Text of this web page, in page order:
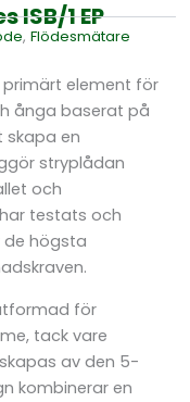
ISB/1 EP
,Flödesmätare
element för
ånga baserat på
skapa en
stryplådan
och
testats och
de högsta
för
tack vare
av den 5-
kombinerar en